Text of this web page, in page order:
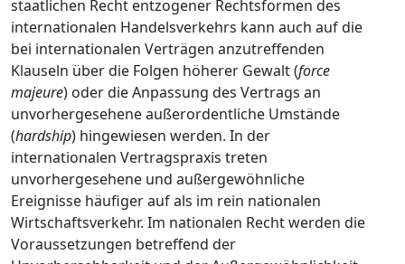
staatlichen Recht entzogener Rechtsformen des
internationalen Handelsverkehrs kann auch auf die
bei internationalen Verträgen anzutreffenden
Klauseln über die Folgen höherer Gewalt (force
majeure) oder die Anpassung des Vertrags an
unvorhergesehene außerordentliche Umstände
(hardship) hingewiesen werden. In der
internationalen Vertragspraxis treten
unvorhergesehene und außergewöhnliche
Ereignisse häufiger auf als im rein nationalen
Wirtschaftsverkehr. Im nationalen Recht werden die
Voraussetzungen betreffend der